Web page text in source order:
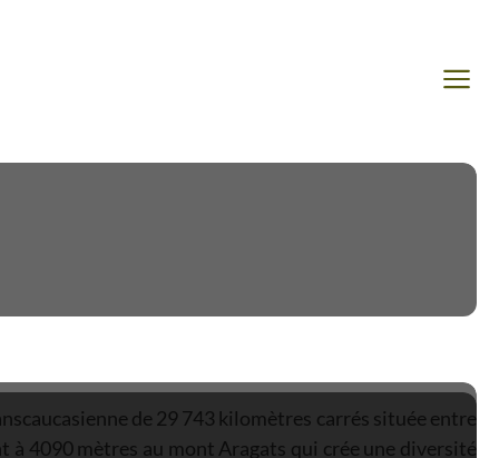
de 29 743 kilomètres carrés située entre
à 4090 mètres au mont Aragats qui crée une diversité